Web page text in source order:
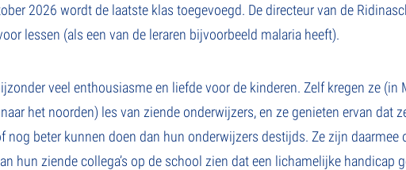
2026 wordt de laatste klas toegevoegd. De directeur van de
lessen (als een van de leraren bijvoorbeeld malaria heeft).
veel enthousiasme en liefde voor de kinderen. Zelf kregen ze (in
het noorden) les van ziende onderwijzers, en ze genieten ervan dat
beter kunnen doen dan hun onderwijzers destijds. Ze zijn daarmee
hun ziende collega’s op de school zien dat een lichamelijke handicap